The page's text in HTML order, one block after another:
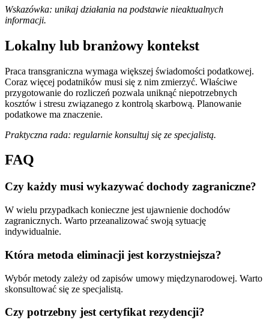
Wskazówka: unikaj działania na podstawie nieaktualnych
informacji.
Lokalny lub branżowy kontekst
Praca transgraniczna wymaga większej świadomości podatkowej.
Coraz więcej podatników musi się z nim zmierzyć. Właściwe
przygotowanie do rozliczeń pozwala uniknąć niepotrzebnych
kosztów i stresu związanego z kontrolą skarbową. Planowanie
podatkowe ma znaczenie.
Praktyczna rada: regularnie konsultuj się ze specjalistą.
FAQ
Czy każdy musi wykazywać dochody zagraniczne?
W wielu przypadkach konieczne jest ujawnienie dochodów
zagranicznych. Warto przeanalizować swoją sytuację
indywidualnie.
Która metoda eliminacji jest korzystniejsza?
Wybór metody zależy od zapisów umowy międzynarodowej. Warto
skonsultować się ze specjalistą.
Czy potrzebny jest certyfikat rezydencji?